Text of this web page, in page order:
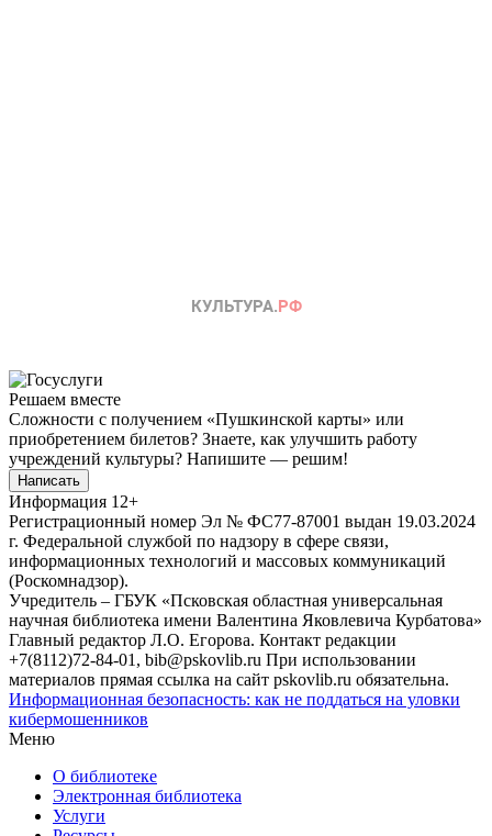
Решаем вместе
Сложности с получением «Пушкинской карты» или
приобретением билетов? Знаете, как улучшить работу
учреждений культуры? Напишите — решим!
Написать
Информация 12+
Регистрационный номер Эл № ФС77-87001 выдан 19.03.2024
г. Федеральной службой по надзору в сфере связи,
информационных технологий и массовых коммуникаций
(Роскомнадзор).
Учредитель – ГБУК «Псковская областная универсальная
научная библиотека имени Валентина Яковлевича Курбатова»
Главный редактор Л.О. Егорова. Контакт редакции
+7(8112)72-84-01, bib@pskovlib.ru При использовании
материалов прямая ссылка на сайт pskovlib.ru обязательна.
Информационная безопасность: как не поддаться на уловки
кибермошенников
Меню
О библиотеке
Электронная библиотека
Услуги